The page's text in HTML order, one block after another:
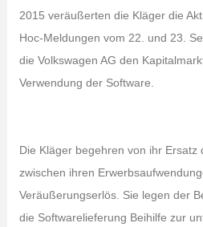
2015 veräußerten die Kläger die
Hoc-Meldungen vom 22. und 23.
die Volkswagen AG den
Verwendung der Software.
Die Kläger begehren von ihr Ersatz
zwischen ihren
Veräußerungserlös. Sie legen der
die Softwarelieferung Beihilfe zur